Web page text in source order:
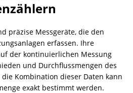
präzise Messgeräte, die den
erfassen. Ihre
der kontinuierlichen Messung
und Durchflussmengen des
Kombination dieser Daten kann
exakt bestimmt werden.